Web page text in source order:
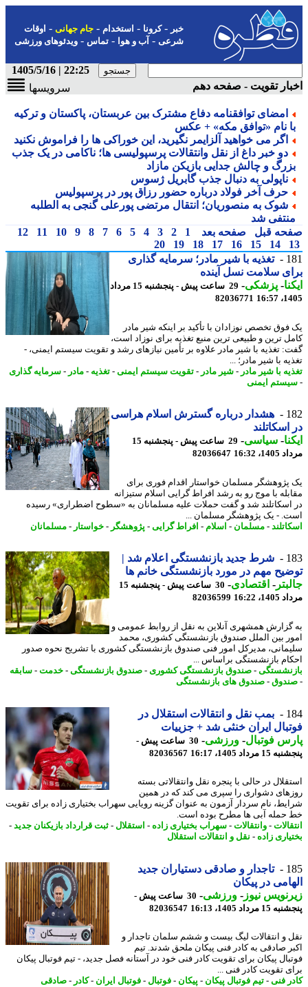
-کرونا-استخدام- جام جهانی-اوقات
شرعی-آب و هوا-تماس-ویدئوهای ورزشی
22:25 | 1405/5/16
تقویت - صفحه دهم
سرویسها
امضای توافقنامه دفاع مشترک بین عربستان، پاکستان و ترکیه
نام «توافق مکه» + عکس
اگر می خواهید آلزایمر نگیرید، این خوراکی ها را فراموش نکنید
دو خبر داغ از نقل وانتقالات پرسپولیسی ها؛ ناکامی در یک جذب
و چالش جدایی بازیکن مازاد
ناپولی به دنبال جذب گابریل ژسوس
حرف آخر فولاد درباره حضور رزاق پور در پرسپولیس
شوک به منصوریان؛ انتقال مرتضی پورعلی گنجی به الطلبه
شد
قبل صفحه بعد 1
2
3
4
5
6
7
8
9
10
11
12
14
15
16
17
18
19
20
تغذیه با شیر مادر؛ سرمایه گذاری
سلامت نسل آینده
-پزشکی-
29 ساعت پیش - پنجشنبه 15 مرداد
82036771
تخصص نوزادان با تأکید بر اینکه شیر مادر
ترین و طبیعی ترین منبع تغذیه برای نوزاد است،
تغذیه با شیر مادر علاوه بر تأمین نیازهای رشد و تقویت سیستم ایمنی، -
با شیر مادر؛ ...
با شیر مادر -شیر مادر -تقویت سیستم ایمنی-تغذیه-مادر -سرمایه گذاری
ایمنی
هشدار درباره گسترش اسلام هراسی
-سیاسی-
29 ساعت پیش - پنجشنبه 15
16:32
82036647
مسلمان خواستار اقدام فوری برای
با موج رو به رشد افراط گرایی اسلام ستیزانه
شد و گفت حملات علیه مسلمانان به «سطوح اضطراری» رسیده
- یک پژوهشگر مسلمان ...
-مسلمان-اسلام-افراط گرایی- پژوهشگر-خواستار-مسلمانان
شرط جدید بازنشستگی اعلام شد |
مهم در مورد بازنشستگی خانم ها
-اقتصادی-
30 ساعت پیش - پنجشنبه 15
16:22
82036599
همشهری آنلاین به نقل از روابط عمومی و
بین الملل صندوق بازنشستگی کشوری، محمد
مدیرکل امور فنی صندوق بازنشستگی کشوری با تشریح نحوه صدور
بازنشستگی براساس ...
-صندوق بازنشستگی کشوری- صندوق بازنشستگی-خدمت-سابقه
-صندوق های بازنشستگی
بمب نقل و انتقالات استقلال در
ایران خنثی شد + جزییات
فوتبال-ورزشی-
30 ساعت پیش -
1405، 16:17
82036567
در حالی با پنجره نقل وانتقالاتی بسته
دشواری را سپری می کند که در همین
نام سردار آزمون به عنوان گزینه رویایی سهراب بختیاری زاده برای تقویت
آبی ها مطرح بوده است.
-وانتقالات-سهراب بختیاری زاده - استقلال-ثبت قرارداد بازیکنان جدید-
زاده - نقل و انتقالات استقلال
تاجدار و صادقی دستیاران جدید
در پیکان
نیوز-ورزشی-
30 ساعت پیش -
1405، 16:13
82036547
و انتقالات لیگ بیست و ششم سلمان تاجدار و
صادقی به کادر فنی پیکان ملحق شدند. تیم
پیکان برای تقویت کادر فنی خود در آستانه فصل جدید، - تیم فوتبال پیکان
تقویت کادر فنی ...
فنی -تیم فوتبال پیکان-پیکان-فوتبال-فوتبال ایران - کادر-صادقی